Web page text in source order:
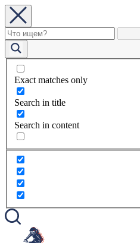
Exact matches only
Search in title
Search in content